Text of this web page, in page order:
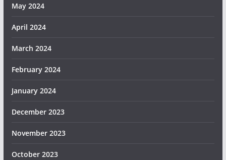
May 2024
April 2024
March 2024
February 2024
January 2024
December 2023
November 2023
October 2023